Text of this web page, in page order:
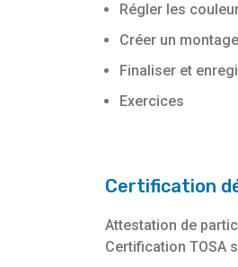
Régler les
Créer un
Finaliser et
Exercices
Certification
Attestation de
Certification TOSA